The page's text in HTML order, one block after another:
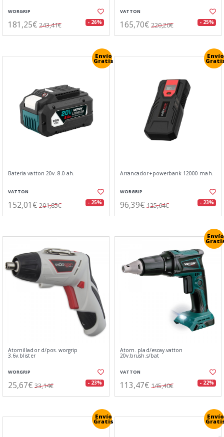
WORGRIP
181,25€ 243,41€ - 26%
VATTON
165,70€ 220,20€ - 25%
Envío
Gratis
Bateria vatton 20v. 8.0 ah.
VATTON
152,01€ 201,85€ - 25%
Envío
Arrancador+powerbank 12000 mah.
WORGRIP
96,39€ 125,64€ - 23%
Atornillador d/pos. worgrip
3.6v.blister
WORGRIP
25,67€ 33,14€ - 23%
Envío
Atorn. plad/escay.vatton
20v.brush.s/bat
VATTON
113,47€ 145,40€ - 22%
Envío
Gratis
Envío